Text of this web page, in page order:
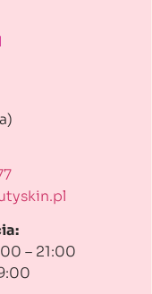
– 21:00